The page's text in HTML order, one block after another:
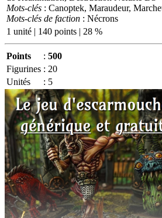
Mots-clés : Canoptek, Maraudeur,
Mots-clés de faction : Nécrons
1 unité | 140 points | 28 %
Points : 500
Figurines : 20
Unités
: 5